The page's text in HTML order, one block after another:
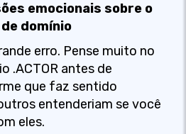
emocionais sobre o
de domínio
erro. Pense muito no
.ACTOR antes de
que faz sentido
entenderiam se você
eles.